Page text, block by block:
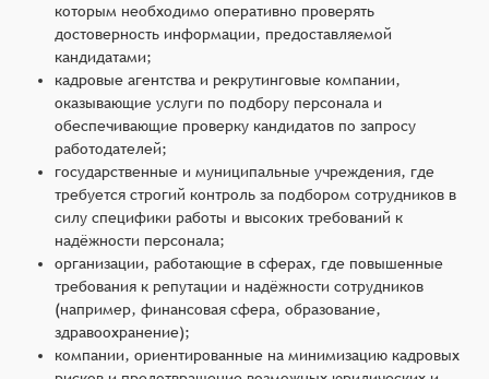
которым необходимо оперативно проверять
достоверность информации, предоставляемой
кандидатами;
кадровые агентства и рекрутинговые компании,
оказывающие услуги по подбору персонала и
обеспечивающие проверку кандидатов по запросу
работодателей;
государственные и муниципальные учреждения, где
требуется строгий контроль за подбором сотрудников в
силу специфики работы и высоких требований к
надёжности персонала;
организации, работающие в сферах, где повышенные
требования к репутации и надёжности сотрудников
(например, финансовая сфера, образование,
здравоохранение);
компании, ориентированные на минимизацию кадровых